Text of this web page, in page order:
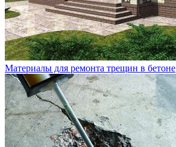
Материалы для ремонта трещин в бетоне